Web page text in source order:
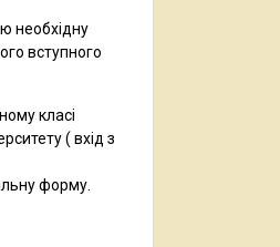
необхідну
вступного
класі
( вхід з
форму.